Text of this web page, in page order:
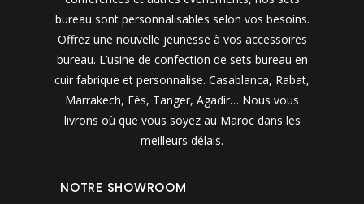
bureau sont personnalisables selon vos besoins.
Offrez une nouvelle jeunesse à vos accessoires
bureau. L’usine de confection de sets bureau en
cuir fabrique et personnalise. Casablanca, Rabat,
Marrakech, Fès, Tanger, Agadir… Nous vous
livrons où que vous soyez au Maroc dans les
meilleurs délais.
NOTRE SHOWROOM